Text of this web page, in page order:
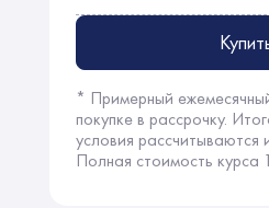
* Примерный
покупке в рассрочку.
условия рассчитываются
Полная стоимость курса